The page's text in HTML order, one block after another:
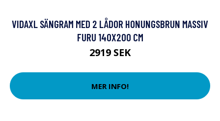
VIDAXL SÄNGRAM MED 2 LÅDOR HONUNGSBRUN MASSIV
FURU 140X200 CM
2919 SEK
MER INFO!